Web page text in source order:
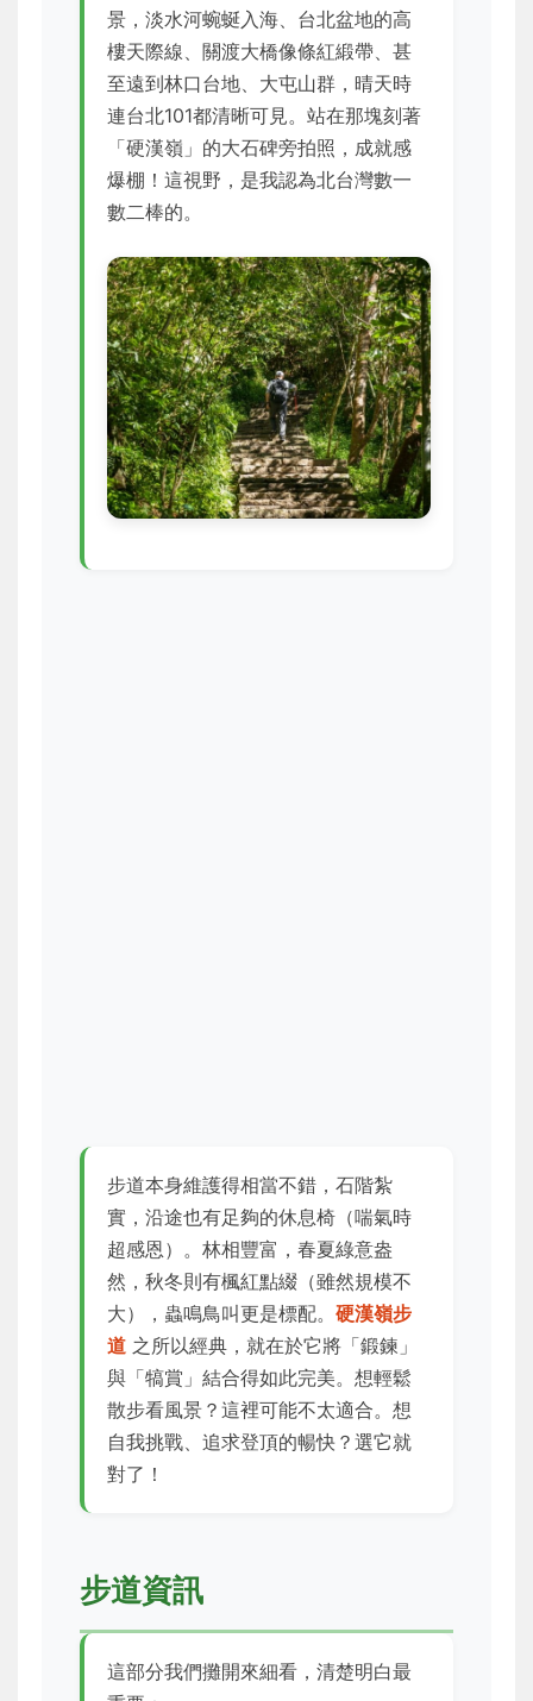
景，淡水河蜿蜒入海、台北盆地的高
樓天際線、關渡大橋像條紅緞帶、甚
至遠到林口台地、大屯山群，晴天時
連台北101都清晰可見。站在那塊刻著
「硬漢嶺」的大石碑旁拍照，成就感
爆棚！這視野，是我認為北台灣數一
數二棒的。
步道本身維護得相當不錯，石階紮
實，沿途也有足夠的休息椅（喘氣時
超感恩）。林相豐富，春夏綠意盎
然，秋冬則有楓紅點綴（雖然規模不
大），蟲鳴鳥叫更是標配。硬漢嶺步
道 之所以經典，就在於它將「鍛鍊」
與「犒賞」結合得如此完美。想輕鬆
散步看風景？這裡可能不太適合。想
自我挑戰、追求登頂的暢快？選它就
對了！
步道資訊
這部分我們攤開來細看，清楚明白最